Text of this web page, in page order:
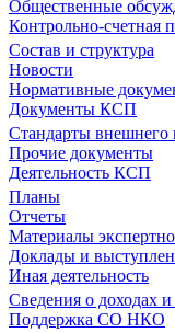
Общественные
Контрольно-счетная
Состав и структура
Новости
Нормативные
Документы КСП
Стандарты внешнего
Прочие документы
Деятельность КСП
Планы
Отчеты
Материалы
Доклады и
Иная деятельность
Сведения о доходах
Поддержка СО НКО